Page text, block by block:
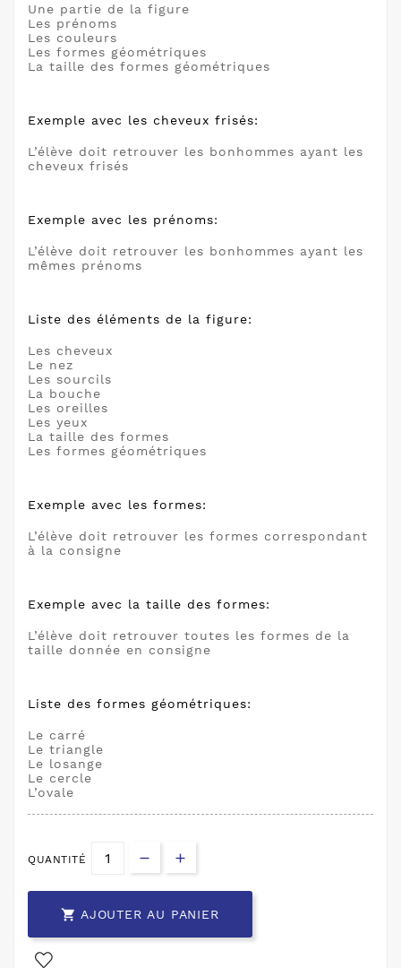
Une partie de la figure
Les prénoms
Les couleurs
Les formes géométriques
La taille des formes géométriques
Exemple avec les cheveux frisés:
L’élève doit retrouver les bonhommes ayant les
cheveux frisés
Exemple avec les prénoms:
L’élève doit retrouver les bonhommes ayant les
mêmes prénoms
Liste des éléments de la figure:
Les cheveux
Le nez
Les sourcils
La bouche
Les oreilles
Les yeux
La taille des formes
Les formes géométriques
Exemple avec les formes:
L’élève doit retrouver les formes correspondant
à la consigne
Exemple avec la taille des formes:
L’élève doit retrouver toutes les formes de la
taille donnée en consigne
Liste des formes géométriques:
Le carré
Le triangle
Le losange
Le cercle
L’ovale
QUANTITÉ
 AJOUTER AU PANIER